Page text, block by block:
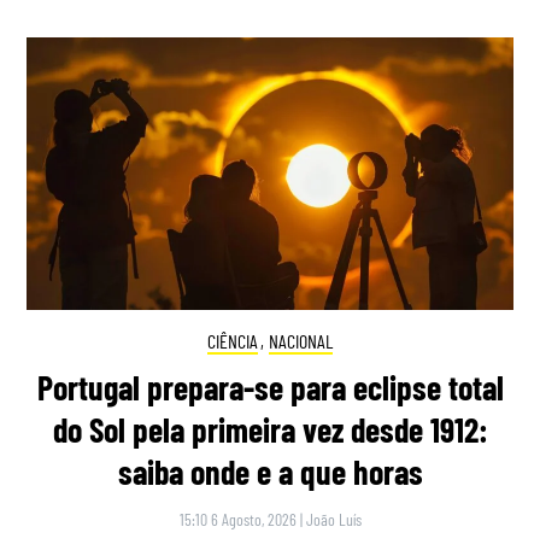
CIÊNCIA , NACIONAL
Portugal prepara-se para eclipse total
do Sol pela primeira vez desde 1912:
saiba onde e a que horas
15:10 6 Agosto, 2026 |João Luís